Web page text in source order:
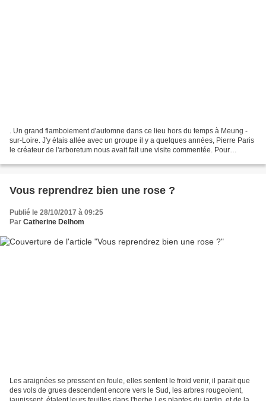
. Un grand flamboiement d'automne dans ce lieu hors du temps à Meung -
sur-Loire. J'y étais allée avec un groupe il y a quelques années, Pierre Paris
le créateur de l'arboretum nous avait fait une visite commentée. Pour
Vous reprendrez bien une rose ?
Publié le 28/10/2017 à 09:25
Par Catherine Delhom
Les araignées se pressent en foule, elles sentent le froid venir, il parait que
des vols de grues descendent encore vers le Sud, les arbres rougeoient,